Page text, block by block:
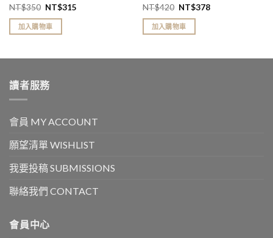
NT$350 NT$315
加入購物車
NT$420 NT$378
加入購物車
讀者服務
會員 MY ACCOUNT
願望清單 WISHLIST
我要投稿 SUBMISSIONS
聯絡我們 CONTACT
會員中心